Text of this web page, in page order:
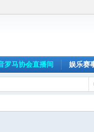
罗马协会直播间 娱乐赛